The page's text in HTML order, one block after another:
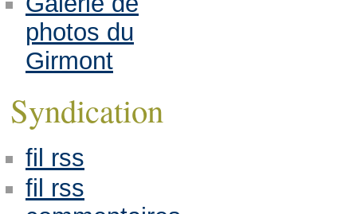
photos du
Girmont
Syndication
fil rss
fil rss